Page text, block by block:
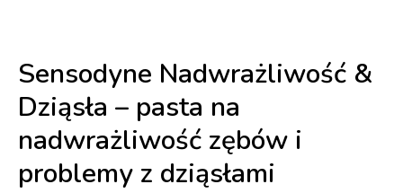
Sensodyne Nadwrażliwość &
Dziąsła – pasta na
nadwrażliwość zębów i
problemy z dziąsłami